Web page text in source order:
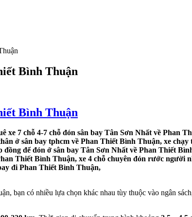
Bình Thuận
Bình Thuận
7 chỗ 4-7 chỗ đón sân bay Tân Sơn Nhất về Phan
ở sân bay tphcm về Phan Thiết Bình Thuận, xe
để đón ở sân bay Tân Sơn Nhất về Phan Thiết
Thiết Bình Thuận, xe 4 chỗ chuyên đón rước
đi Phan Thiết Bình Thuận,
bạn có nhiều lựa chọn khác nhau tùy thuộc vào ngân